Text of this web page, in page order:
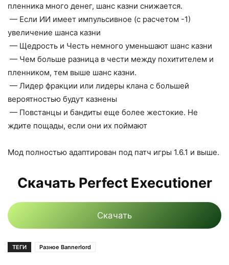
пленника много денег, шанс казни снижается.
— Если ИИ имеет импульсивное (с расчетом -1)
увеличение шанса казни
— Щедрость и Честь немного уменьшают шанс казни
— Чем больше разница в чести между похитителем и
пленником, тем выше шанс казни.
— Лидер фракции или лидеры клана с большей
вероятностью будут казнены
— Повстанцы и бандиты еще более жестокие. Не
ждите пощады, если они их поймают
Мод полностью адаптирован под патч игры 1.6.1 и выше.
Скачать Perfect Executioner
Скачать
ТЕГИ Разное Bannerlord